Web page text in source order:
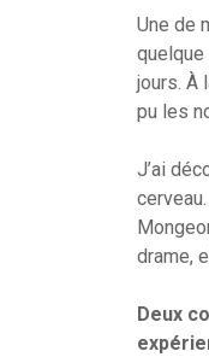
Une de
jours. À
pu les
J’ai
drame,
Deux